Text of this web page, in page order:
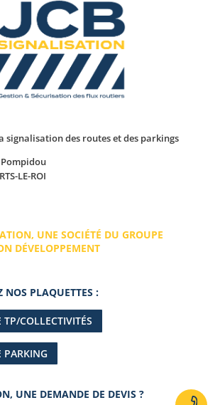
signalisation des routes et des parkings
Pompidou
LE-ROI
UNE SOCIÉTÉ DU GROUPE
DÉVELOPPEMENT
NOS PLAQUETTES :
TP/COLLECTIVITÉS
PARKING
UNE DEMANDE DE DEVIS ?